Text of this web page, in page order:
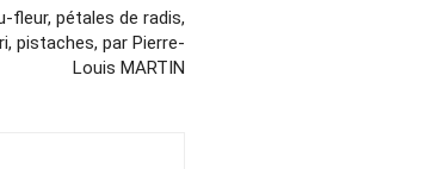
fleur, pétales de radis,
pistaches, par Pierre-
Louis MARTIN